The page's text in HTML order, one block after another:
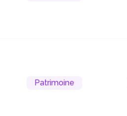
Patrimoine